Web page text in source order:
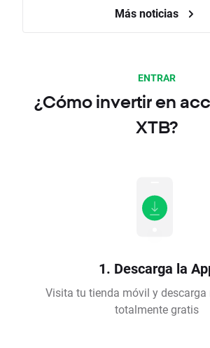
Más noticias
ENTRAR
¿Cómo invertir en
XTB?
1. Descarga la
Visita tu tienda móvil y descarga
totalmente gratis